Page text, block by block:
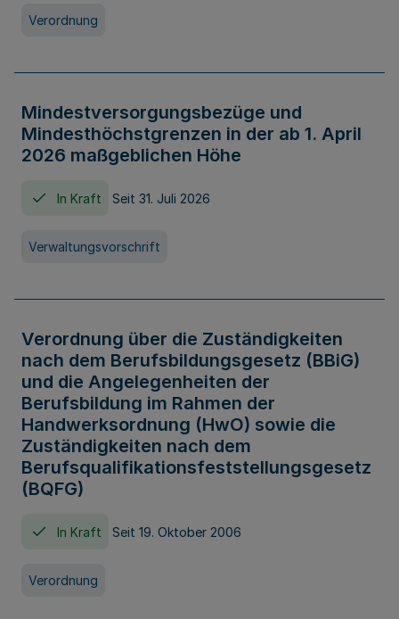
Verordnung
Mindestversorgungsbezüge und
Mindesthöchstgrenzen in der ab 1. April
2026 maßgeblichen Höhe
In Kraft Seit 31. Juli 2026
Verwaltungsvorschrift
Verordnung über die Zuständigkeiten
nach dem Berufsbildungsgesetz (BBiG)
und die Angelegenheiten der
Berufsbildung im Rahmen der
Handwerksordnung (HwO) sowie die
Zuständigkeiten nach dem
Berufsqualifikationsfeststellungsgesetz
(BQFG)
In Kraft Seit 19. Oktober 2006
Verordnung